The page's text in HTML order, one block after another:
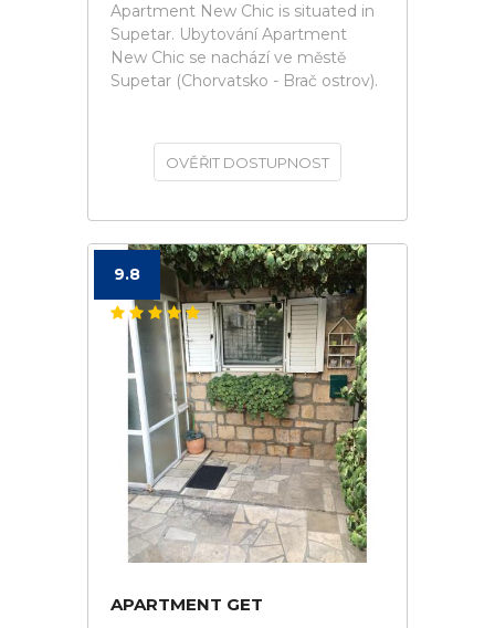
Apartment New Chic is situated in
Supetar. Ubytování Apartment
New Chic se nachází ve městě
Supetar (Chorvatsko - Brač ostrov).
OVĚŘIT DOSTUPNOST
9.8
APARTMENT GET